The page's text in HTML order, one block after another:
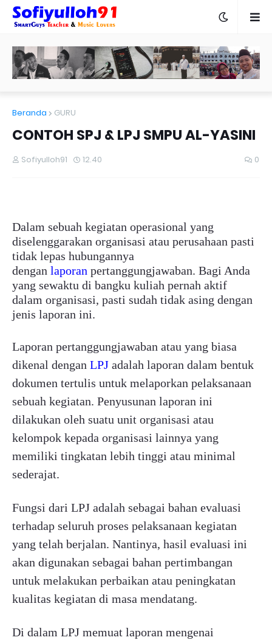
Beranda GURU
CONTOH SPJ & LPJ SMPU AL-YASINI
Sofiyulloh91 12.40 0
Dalam sebuah kegiatan operasional yang
diselenggarakan organisasi atau perusahaan pasti
tidak lepas hubungannya
dengan laporan pertanggungjawaban. Bagi Anda
yang sewaktu di bangku kuliah pernah aktif
dalam organisasi, pasti sudah tidak asing dengan
jenis laporan ini.
Laporan pertanggungjawaban atau yang biasa
dikenal dengan LPJ adalah laporan dalam bentuk
dokumen tertulis untuk melaporkan pelaksanaan
sebuah kegiatan. Penyusunan laporan ini
dilakukan oleh suatu unit organisasi atau
kelompok kepada organisasi lainnya yang
memiliki tingkatan lebih tinggi atau minimal
sederajat.
Fungsi dari LPJ adalah sebagai bahan evaluasi
terhadap seluruh proses pelaksanaan kegiatan
yang telah berjalan. Nantinya, hasil evaluasi ini
akan digunakan sebagai bahan pertimbangan
untuk melakukan perbaikan atau peningkatan
kualitas kegiatan di masa mendatang.
Di dalam LPJ memuat laporan mengenai